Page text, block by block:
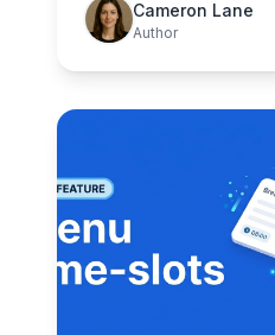
e o TripAdvisor no
utilizador uma vez
um ícone com a
resto.
Cameron Lane
Author